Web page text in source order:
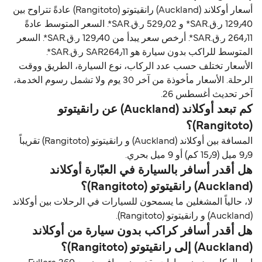
أسعار أوكلاند (Auckland) رانقيتوتو (Rangitoto) عادةً تتراوح بين
129٫40 ر.ق.‏SAR* و 529٫02 ر.ق.‏SAR*. السعر المتوسط عادةً
264٫11 ر.ق.‏SAR*. أرخص سعر يبدأ من 129٫40 ر.ق.‏SAR*. السعر
المتوسط للراكب بدون سيارة هو SAR264٫11 ر.ق.‏SAR*.
الأسعار تختلف حسب عدد الركاب، نوع السيارة، الطريق ووقت
الرحلة. الأسعار مأخوذة من آخر 30 يوم ولا تشمل رسوم الخدمة،
آخر تحديث أغسطس 26.
كم تبعد أوكلاند (Auckland) عن رانقيتوتو
(Rangitoto)؟
المسافة بين أوكلاند (Auckland) و رانقيتوتو (Rangitoto) تقريباً
9٫9 ميل (15٫9 كم) أو 9 ميل بحري.
هل أقدر أسافر بالسيارة في العبّارة أوكلاند
(Auckland) رانقيتوتو (Rangitoto)؟
لا، حالياً المشغلين ما يسمحون للسيارات في الرحلات بين أوكلاند
(Auckland) و رانقيتوتو (Rangitoto).
هل أقدر أسافر كراكب بدون سيارة من أوكلاند
(Auckland) إلى رانقيتوتو (Rangitoto)؟